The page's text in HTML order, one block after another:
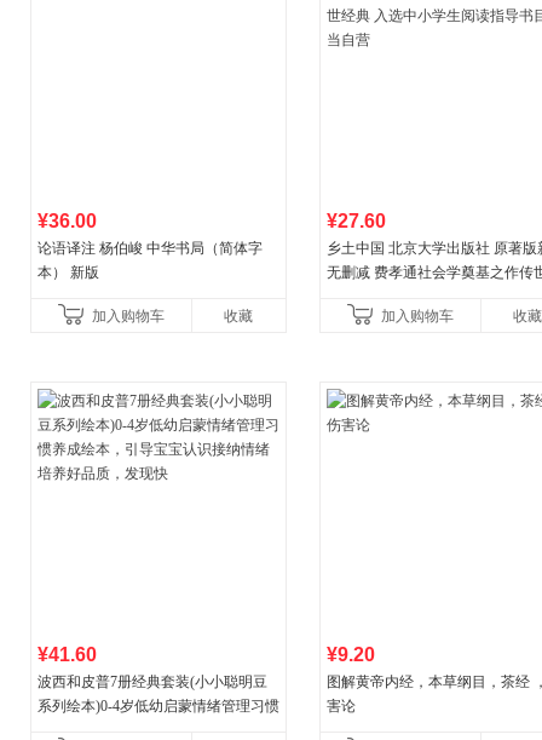
¥36.00
论语译注 杨伯峻 中华书局（简体字
本） 新版
加入购物车 收藏
¥27.60
乡土中国 北京大学出版社 原著版
无删减 费孝通社会学奠基之作传
加入购物车 收藏
¥41.60
波西和皮普7册经典套装(小小聪明豆
系列绘本)0-4岁低幼启蒙情绪管理习惯
¥9.20
图解黄帝内经，本草纲目，茶经
害论